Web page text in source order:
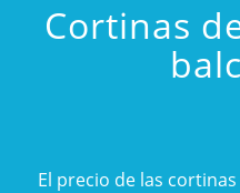
Cortinas
El precio de las